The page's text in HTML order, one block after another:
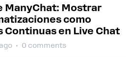
ManyChat: Mostrar
como
Continuas en Live Chat
0 comments